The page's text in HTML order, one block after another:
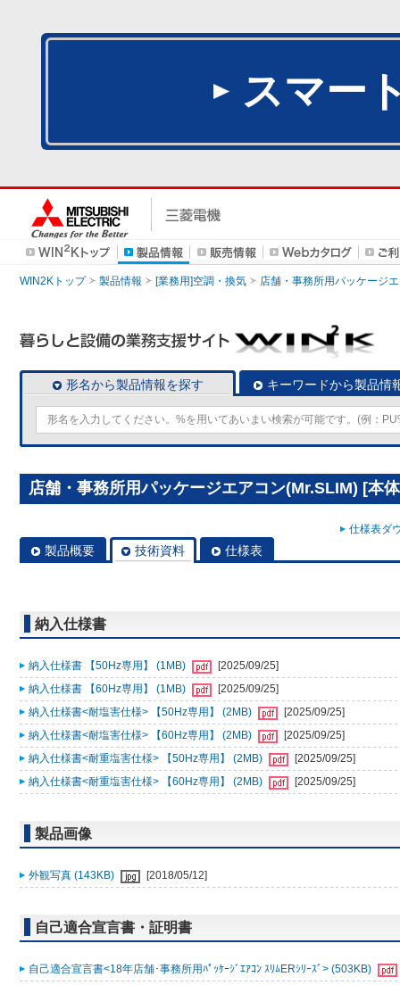
スマー
WIN2Kトップ 製品情報 [業務用]空調・換気 店舗・事務所用パッケージ
形名から製品情報を探す キーワードから製品情
店舗・事務所用パッケージエアコン(Mr.SLIM) [本
仕様表ダ
製品概要 技術資料 仕様表
納入仕様書
納入仕様書 【50Hz専用】 (1MB)
[2025/09/25]
納入仕様書 【60Hz専用】 (1MB)
[2025/09/25]
納入仕様書<耐塩害仕様> 【50Hz専用】 (2MB)
[2025/09/25]
納入仕様書<耐塩害仕様> 【60Hz専用】 (2MB)
[2025/09/25]
納入仕様書<耐重塩害仕様> 【50Hz専用】 (2MB)
[2025/09/25]
納入仕様書<耐重塩害仕様> 【60Hz専用】 (2MB)
[2025/09/25]
製品画像
外観写真 (143KB) [2018/05/12]
自己適合宣言書・証明書
自己適合宣言書<18年店舗･事務所用ﾊﾟｯｹｰｼﾞｴｱｺﾝ ｽﾘﾑERｼﾘｰｽﾞ> (503KB)